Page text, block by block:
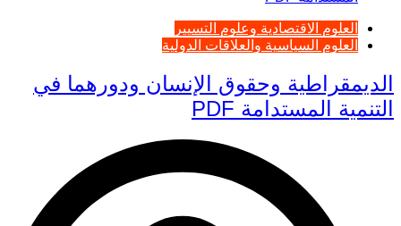
العلوم الاقتصادية وعلوم التسيير
العلوم السياسية والعلاقات الدولية
الديمقراطية وحقوق الإنسان ودورهما في
التنمية المستدامة PDF